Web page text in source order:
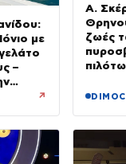
με
–
↗
Α.
ζωές